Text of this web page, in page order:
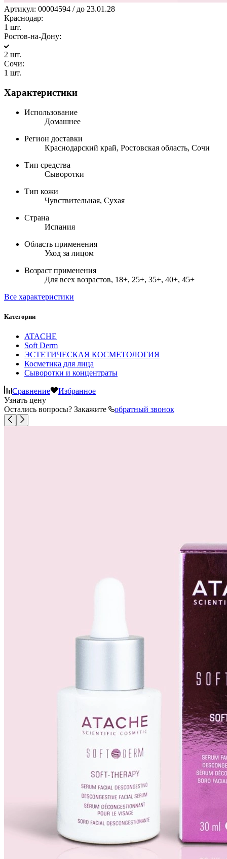
Артикул: 00004594 / до 23.01.28
Краснодар:
1 шт.
Ростов-на-Дону:
2 шт.
Сочи:
1 шт.
Характеристики
Использование
Домашнее
Регион доставки
Краснодарский край, Ростовская область, Сочи
Тип средства
Сыворотки
Тип кожи
Чувствительная, Сухая
Страна
Испания
Область применения
Уход за лицом
Возраст применения
Для всех возрастов, 18+, 25+, 35+, 40+, 45+
Все характеристики
Категории
ATACHE
Soft Derm
ЭСТЕТИЧЕСКАЯ КОСМЕТОЛОГИЯ
Косметика для лица
Сыворотки и концентраты
Сравнение
Избранное
Узнать цену
Остались вопросы? Закажите
обратный звонок